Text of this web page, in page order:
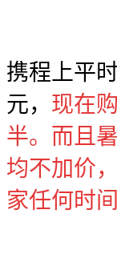
携程上平
元， 现在
半。而且
均不加价
家任何时